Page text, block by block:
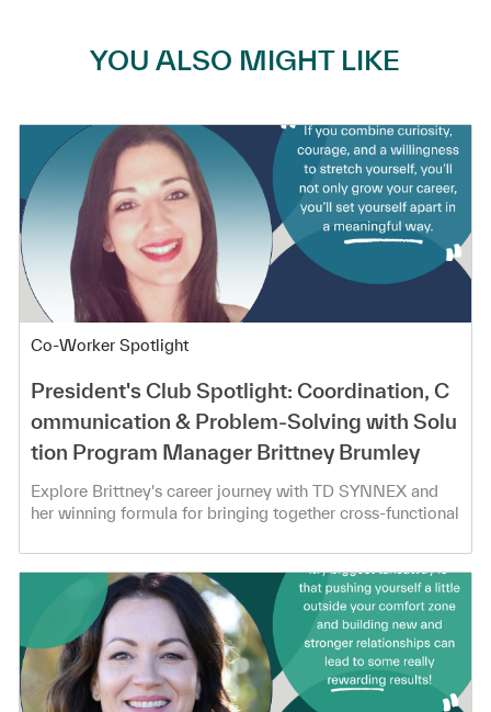
YOU ALSO MIGHT LIKE
Category
Co-Worker Spotlight
President's Club Spotlight: Coordination, C
ommunication & Problem-Solving with Solu
tion Program Manager Brittney Brumley
Explore Brittney's career journey with TD SYNNEX and
her winning formula for bringing together cross-functional